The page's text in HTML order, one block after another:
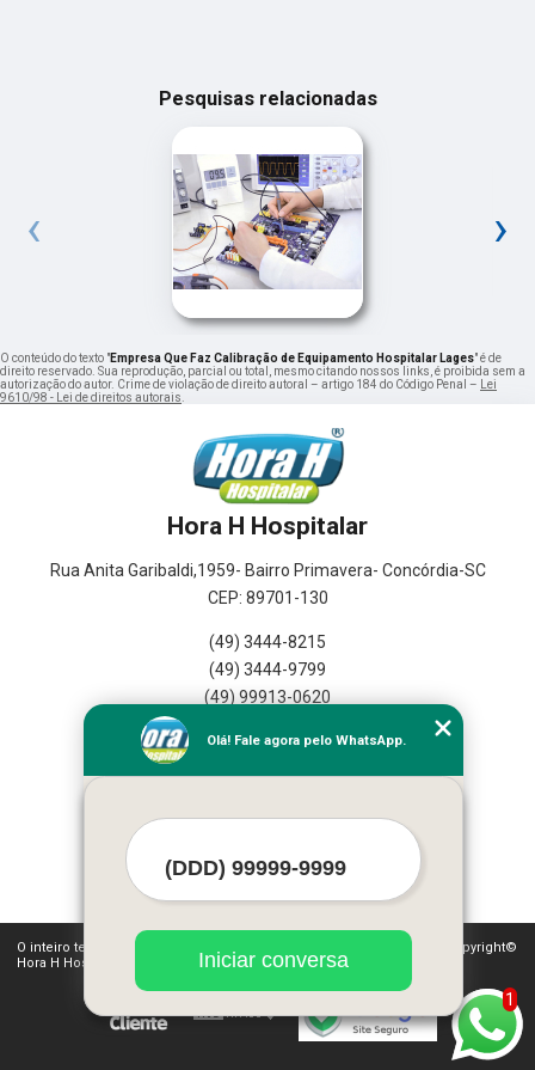
Pesquisas relacionadas
‹ ›
O conteúdo do texto "Empresa Que Faz Calibração de Equipamento Hospitalar Lages" é de
direito reservado. Sua reprodução, parcial ou total, mesmo citando nossos links, é proibida sem a
autorização do autor. Crime de violação de direito autoral – artigo 184 do Código Penal –
Lei
9610/98 - Lei de direitos autorais
Hora H Hospitalar
Rua Anita Garibaldi,1959- Bairro Primavera- Concórdia-SC
CEP: 89701-130
(49) 3444-8215
(49) 3444-9799
(49) 99913-0620
Home
Contato
O inteiro teor deste site está sujeito à proteção de direitos autorais. Copyright©
Hora H Hospitalar (Lei 9610 de 19/02/1998)
1
Olá! Fale agora pelo WhatsApp.
Iniciar conversa